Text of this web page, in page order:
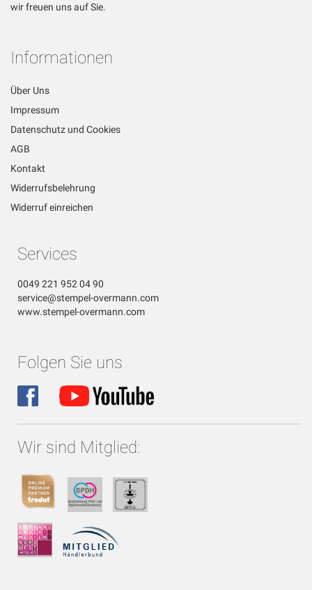
wir freuen uns auf Sie.
Informationen
Über Uns
Impressum
Datenschutz und Cookies
AGB
Kontakt
Widerrufsbelehrung
Widerruf einreichen
Services
0049 221 952 04 90
service@stempel-overmann.com
www.stempel-overmann.com
Folgen Sie uns
Wir sind Mitglied: